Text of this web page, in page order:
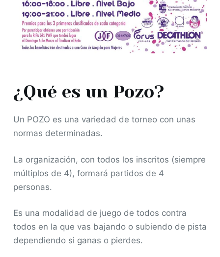
¿Qué es un Pozo?
Un POZO es una variedad de torneo con unas
normas determinadas.
La organización, con todos los inscritos (siempre
múltiplos de 4), formará partidos de 4
personas.
Es una modalidad de juego de todos contra
todos en la que vas bajando o subiendo de pista
dependiendo si ganas o pierdes.